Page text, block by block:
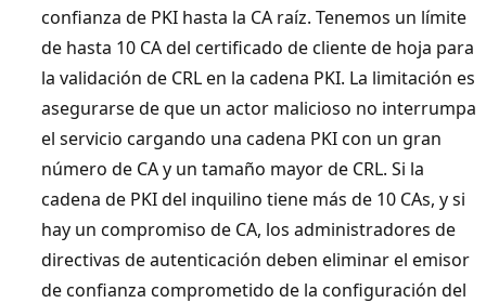
confianza de PKI hasta la CA raíz. Tenemos un límite
de hasta 10 CA del certificado de cliente de hoja para
la validación de CRL en la cadena PKI. La limitación es
asegurarse de que un actor malicioso no interrumpa
el servicio cargando una cadena PKI con un gran
número de CA y un tamaño mayor de CRL. Si la
cadena de PKI del inquilino tiene más de 10 CAs, y si
hay un compromiso de CA, los administradores de
directivas de autenticación deben eliminar el emisor
de confianza comprometido de la configuración del